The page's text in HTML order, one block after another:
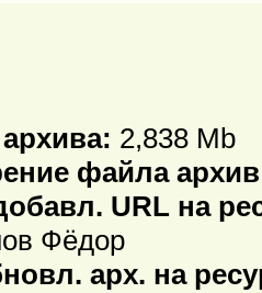
2,838 Mb
файла
URL на
Фёдор
арх. на